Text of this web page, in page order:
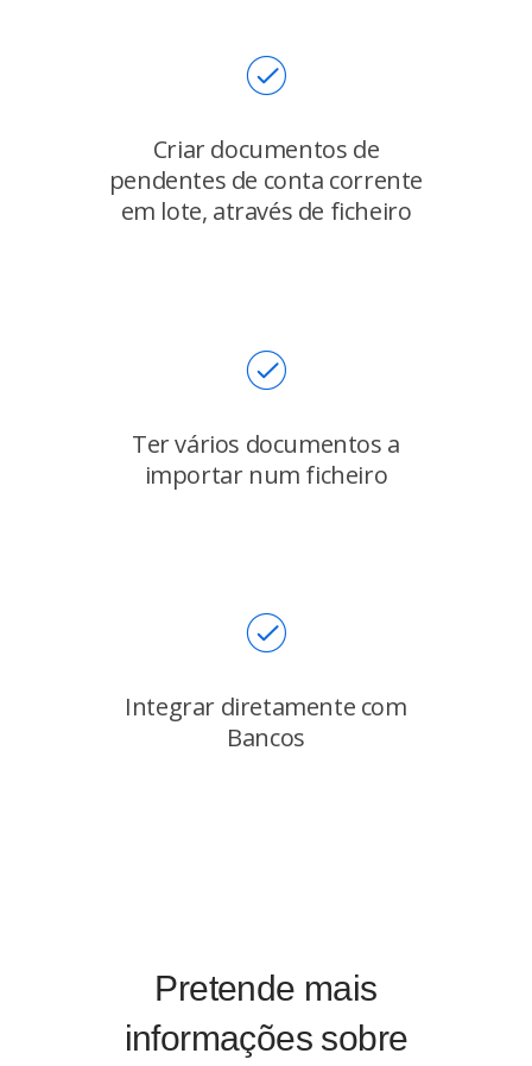
Criar documentos de
pendentes de conta corrente
em lote, através de ficheiro
Ter vários documentos a
importar num ficheiro
Integrar diretamente com
Bancos
Pretende mais
informações sobre